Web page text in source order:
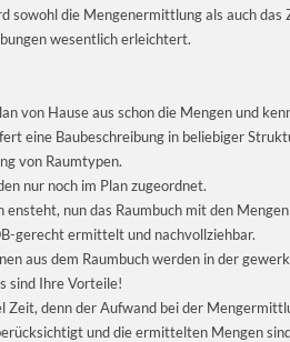
sowohl die Mengenermittlung als auch das
wesentlich erleichtert.
von Hause aus schon die Mengen und
eine Baubeschreibung in beliebiger
von Raumtypen.
nur noch im Plan zugeordnet.
nun das Raumbuch mit den
gerecht ermittelt und nachvollziehbar.
aus dem Raumbuch werden in der
sind Ihre Vorteile!
Zeit, denn der Aufwand bei der
und die ermittelten Mengen